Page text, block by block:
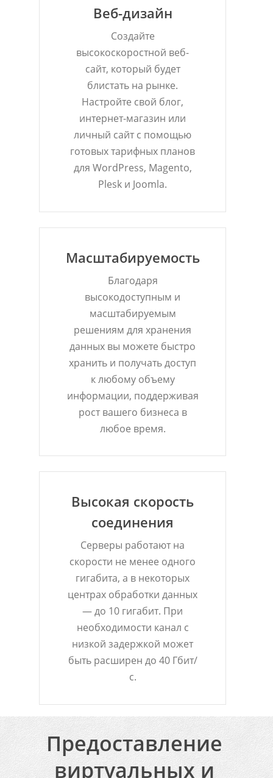
Веб-дизайн
Создайте
высокоскоростной веб-
сайт, который будет
блистать на рынке.
Настройте свой блог,
интернет-магазин или
личный сайт с помощью
готовых тарифных планов
для WordPress, Magento,
Plesk и Joomla.
Масштабируемость
Благодаря
высокодоступным и
масштабируемым
решениям для хранения
данных вы можете быстро
хранить и получать доступ
к любому объему
информации, поддерживая
рост вашего бизнеса в
любое время.
Высокая скорость
соединения
Серверы работают на
скорости не менее одного
гигабита, а в некоторых
центрах обработки данных
— до 10 гигабит. При
необходимости канал с
низкой задержкой может
быть расширен до 40 Гбит/
с.
Предоставление
виртуальных и